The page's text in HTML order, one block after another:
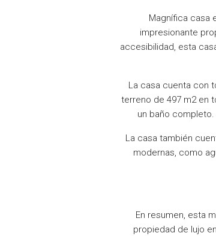
Magnífica casa
impresionante
accesibilidad, esta
La casa cuenta con
terreno de 497 m2 en
un baño
La casa también
modernas, como
En resumen, esta
propiedad de lujo